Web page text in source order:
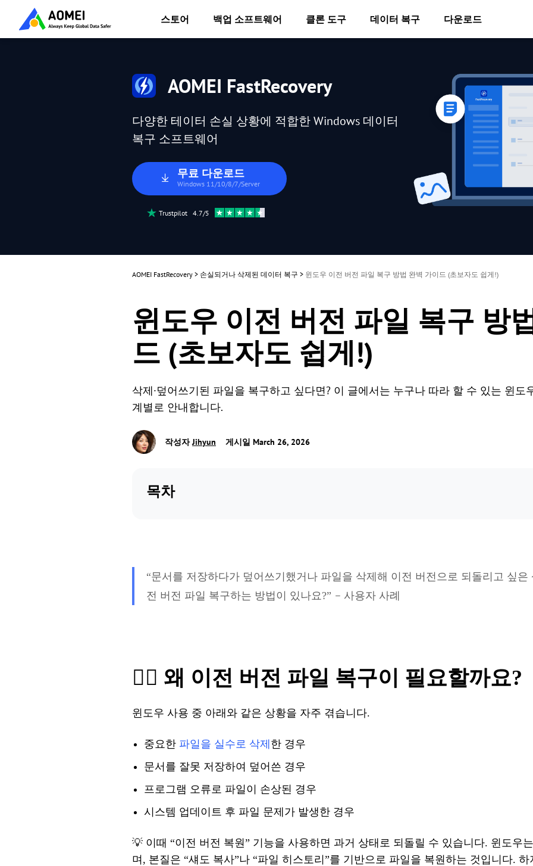
스토어 백업 소프트웨어 클론 도구 데이터 복구 다운로드
AOMEI FastRecovery
다양한 테이터 손실 상황에 적합한 Windows 데이터
복구 소프트웨어
무료 다운로드
Windows 11/10/8/7/Server
Trustpilot 4.7/5
AOMEI FastRecovery > 손실되거나 삭제된 데이터 복구 > 윈도우 이전 버전 파일 복구 방법 완벽 가이드 (초보자도 쉽게!)
윈도우 이전 버전 파일 복구 방
드 (초보자도 쉽게!)
삭제·덮어쓰기된 파일을 복구하고 싶다면? 이 글에서는 누구나 따라 할 수 있는 윈도
계별로 안내합니다.
작성자Jihyun 게시일 March 26, 2026
목차
“문서를 저장하다가 덮어쓰기했거나 파일을 삭제해 이전 버전으로 되돌리고 싶은
전 버전 파일 복구하는 방법 이 있나요?” – 사용자 사례
🤷‍♂️ 왜 이전 버전 파일 복구이 필요할까요?
윈도우 사용 중 아래와 같은 상황을 자주 겪습니다.
중요한 파일을 실수로 삭제 한 경우
문서를 잘못 저장하여 덮어쓴 경우
프로그램 오류로 파일이 손상된 경우
시스템 업데이트 후 파일 문제가 발생한 경우
💡 이때 “이전 버전 복원” 기능을 사용하면 과거 상태로 되돌릴 수 있습니다. 윈도우는
며, 본질은 “섀도 복사”나 “파일 히스토리 ”를 기반으로 파일을 복원하는 것입니다. 하